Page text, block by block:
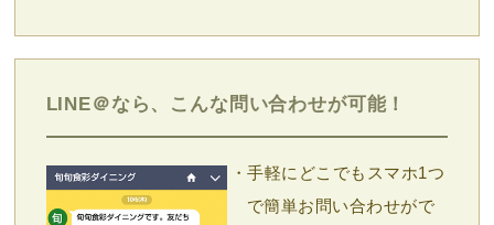
LINE＠なら、こんな問い合わせが可能！
・手軽にどこでもスマホ1つ
で簡単お問い合わせがで